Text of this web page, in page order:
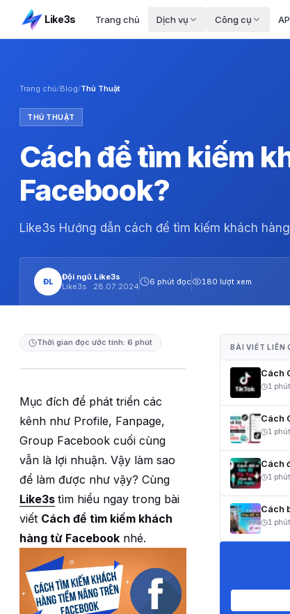
Like3s Trang chủ Dịch vụ Công cụ
Trang chủ/Blog/Thủ Thuật
THỦ THUẬT
Cách để tìm kiếm
Facebook?
Like3s Hướng dẫn cách để tìm kiếm khách
ĐL
Đội ngũ Like3s
Like3s · 28.07.2024
6 phút đọc 180 lượt xem
Thời gian đọc ước tính: 6 phút
Mục đích để phát triển các
kênh như Profile, Fanpage,
Group Facebook cuối cùng
vẫn là lợi nhuận. Vậy làm sao
để làm được như vậy? Cùng
Like3s tìm hiểu ngay trong bài
viết Cách để tìm kiếm khách
hàng từ Facebook nhé.
BÀI VIẾT LIÊN
Cách
1 phút
Cách
1 phút
Cách
1 phút
Cách
1 phút